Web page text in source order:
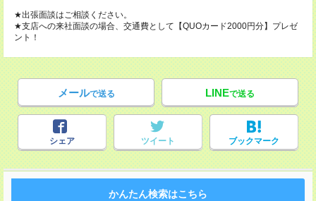
★出張面談はご相談ください。
★支店への来社面談の場合、交通費として【QUOカード2000円分】プレゼ
ント！
メールで送る LINEで送る
シェア ツイート ブックマーク
かんたん検索はこちら